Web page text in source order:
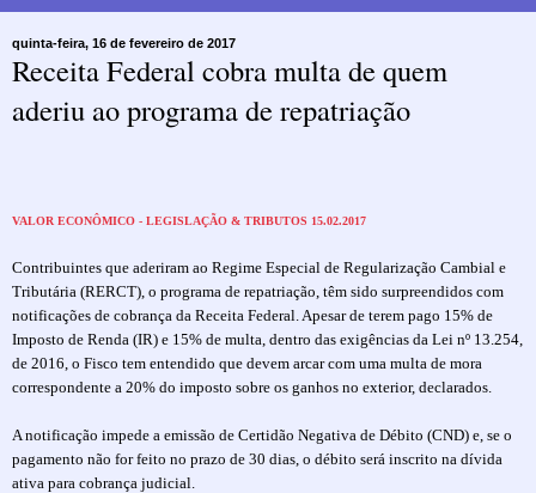
quinta-feira, 16 de fevereiro de 2017
Receita Federal cobra multa de quem
aderiu ao programa de repatriação
VALOR ECONÔMICO - LEGISLAÇÃO & TRIBUTOS 15.02.2017
Contribuintes que aderiram ao Regime Especial de Regularização Cambial e
Tributária (RERCT), o programa de repatriação, têm sido surpreendidos com
notificações de cobrança da Receita Federal. Apesar de terem pago 15% de
Imposto de Renda (IR) e 15% de multa, dentro das exigências da Lei nº 13.254,
de 2016, o Fisco tem entendido que devem arcar com uma multa de mora
correspondente a 20% do imposto sobre os ganhos no exterior, declarados.
A notificação impede a emissão de Certidão Negativa de Débito (CND) e, se o
pagamento não for feito no prazo de 30 dias, o débito será inscrito na dívida
ativa para cobrança judicial.